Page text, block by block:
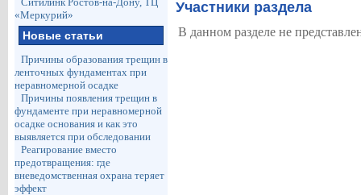
«Меркурий»
Новые статьи
Причины образования трещин в
ленточных фундаментах при
неравномерной осадке
Причины появления трещин в
фундаменте при неравномерной
осадке основания и как это
выявляется при обследовании
Реагирование вместо
предотвращения: где
вневедомственная охрана теряет
эффект
Участники раздела
В данном разделе не